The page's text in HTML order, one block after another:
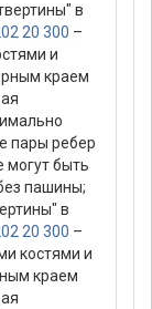
в
20 300 –
и
краем
пары ребер
быть
пашины;
в
20 300 –
костями и
краем